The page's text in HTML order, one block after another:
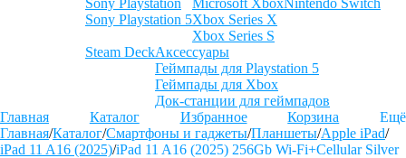
Sony Playstation
Sony Playstation 5
Microsoft Xbox
Xbox Series X
Xbox Series S
Nintendo Switch
Steam DeckАксессуары
Геймпады для Playstation 5
Геймпады для Xbox
Док-станции для геймпадов
Главная
Каталог Избранное Корзина
Ещё
Главная/Каталог/Смартфоны и гаджеты/Планшеты/Apple iPad/
iPad 11 A16 (2025)/iPad 11 A16 (2025) 256Gb Wi-Fi+Cellular Silver